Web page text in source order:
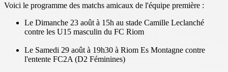
Voici le programme des matchs amicaux de l'équipe première :
Le Dimanche 23 août à 15h au stade Camille Leclanché
contre les U15 masculin du FC Riom
Le Samedi 29 août à 19h30 à Riom Es Montagne contre
l'entente FC2A (D2 Féminines)